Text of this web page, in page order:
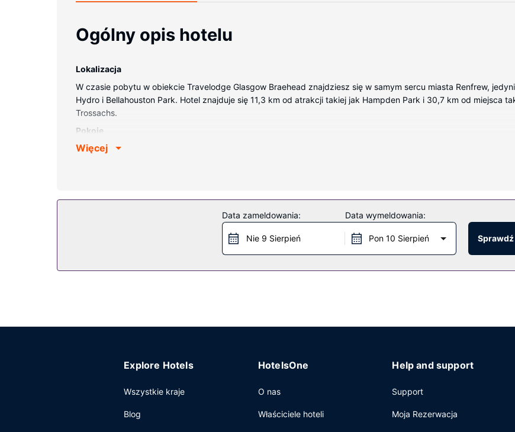
Ogólny opis hotelu
Lokalizacja
W czasie pobytu w obiekcie Travelodge Glasgow Braehead znajdziesz się w samym sercu miasta Renfrew,
Hydro i Bellahouston Park. Hotel znajduje się 11,3 km od atrakcji takiej jak Hampden Park i 30,7 km od miejsca
Trossachs.
Pokoje
Poczuj się jak w domu w 99 pokojach. Bezpłatny bezprzewodowy dostęp do internetu zapewni łączność ze
Restauracja
Apetyt gości obiektu Travelodge Glasgow Braehead zaspokoi restauracja. Ożywcze napoje znajdziesz w
Więcej
Data zameldowania:
Nie 9 Sierpień
Data wymeldowania:
Pon 10 Sierpień
Explore Hotels
Wszystkie kraje
Blog
HotelsOne
O nas
Właściciele hoteli
Help and support
Support
Moja Rezerwacja